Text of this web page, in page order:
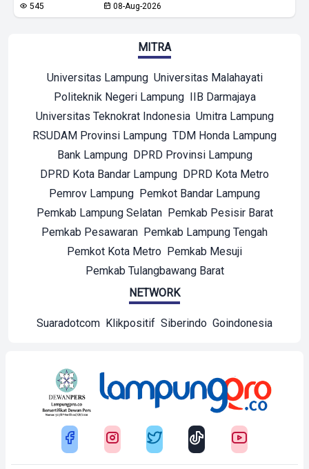
545 08-Aug-2026
MITRA
Universitas Lampung Universitas Malahayati
Politeknik Negeri Lampung IIB Darmajaya
Universitas Teknokrat Indonesia Umitra Lampung
RSUDAM Provinsi Lampung TDM Honda Lampung
Bank Lampung DPRD Provinsi Lampung
DPRD Kota Bandar Lampung DPRD Kota Metro
Pemrov Lampung Pemkot Bandar Lampung
Pemkab Lampung Selatan Pemkab Pesisir Barat
Pemkab Pesawaran Pemkab Lampung Tengah
Pemkot Kota Metro Pemkab Mesuji
Pemkab Tulangbawang Barat
NETWORK
Suaradotcom Klikpositif Siberindo Goindonesia